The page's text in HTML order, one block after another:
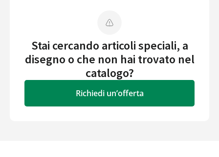
Stai cercando articoli speciali, a
disegno o che non hai trovato nel
catalogo?
Richiedi un’offerta